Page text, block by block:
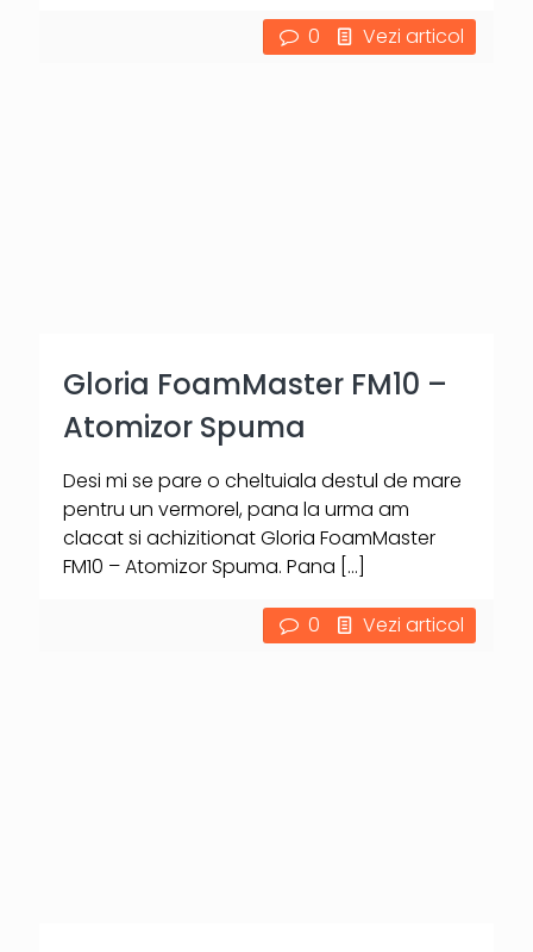
0 Vezi articol
Gloria FoamMaster FM10 –
Atomizor Spuma
Desi mi se pare o cheltuiala destul de mare
pentru un vermorel, pana la urma am
clacat si achizitionat Gloria FoamMaster
FM10 – Atomizor Spuma. Pana […]
0 Vezi articol